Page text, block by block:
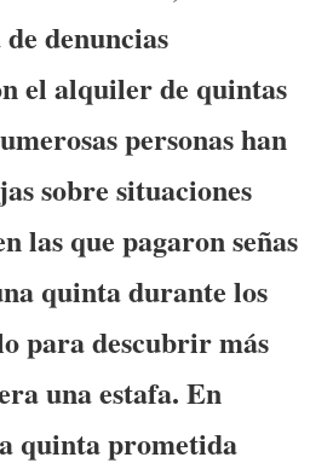
denuncias
el alquiler de quintas
personas han
sobre situaciones
las que pagaron señas
quinta durante los
para descubrir más
una estafa. En
quinta prometida